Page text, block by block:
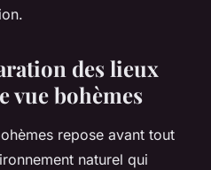
des lieux
vue bohèmes
repose avant tout
naturel qui